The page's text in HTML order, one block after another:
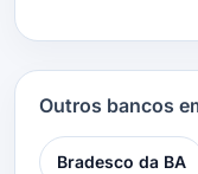
Outros bancos
Bradesco da BA